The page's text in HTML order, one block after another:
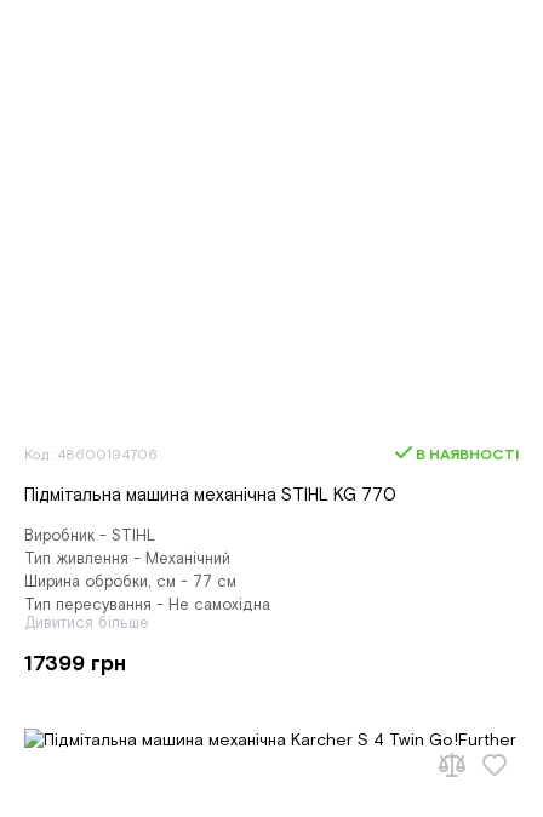
Код: 48600194706 В НАЯВНОСТІ
Підмітальна машина механічна STIHL KG 770
Виробник - STIHL
Тип живлення - Механічний
Ширина обробки, см - 77 см
Тип пересування - Не самохідна
Дивитися більше
17399 грн